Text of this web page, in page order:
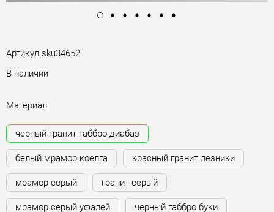
Артикул sku34652
В наличии
Материал:
черный гранит габбро-диабаз
белый мрамор коелга красный гранит лезники
мрамор серый гранит серый
мрамор серый уфалей черный габбро буки